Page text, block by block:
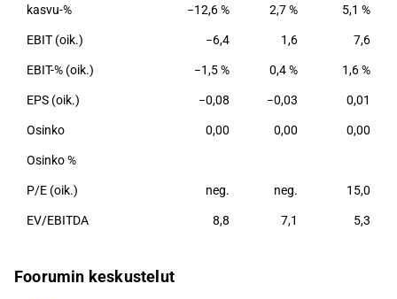
kasvu-% −12,6 % 2,7 % 5,1 %
EBIT (oik.) −6,4 1,6 7,6
EBIT-% (oik.) −1,5 % 0,4 % 1,6 %
EPS (oik.) −0,08 −0,03 0,01
Osinko 0,00 0,00 0,00
Osinko %
P/E (oik.) neg. neg. 15,0
EV/EBITDA 8,8 7,1 5,3
Foorumin keskustelut